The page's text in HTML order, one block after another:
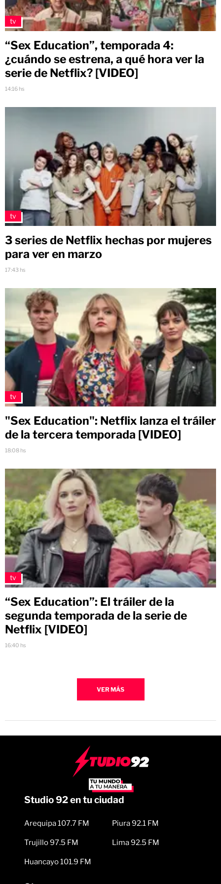
tv
“Sex Education”, temporada 4:
¿cuándo se estrena, a qué hora ver la
serie de Netflix? [VIDEO]
14:16 hs
tv
3 series de Netflix hechas por mujeres
para ver en marzo
17:43 hs
tv
"Sex Education": Netflix lanza el tráiler
de la tercera temporada [VIDEO]
18:08 hs
tv
“Sex Education”: El tráiler de la
segunda temporada de la serie de
Netflix [VIDEO]
16:40 hs
VER MÁS
Studio 92 en tu ciudad
Arequipa 107.7 FM
Trujillo 97.5 FM
Huancayo 101.9 FM
Piura 92.1 FM
Lima 92.5 FM